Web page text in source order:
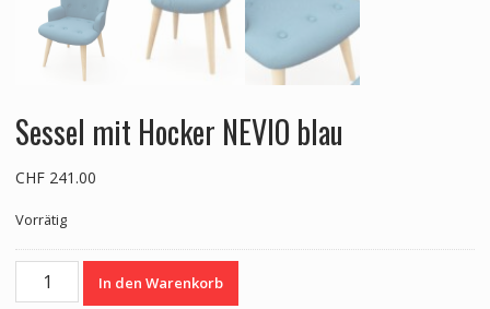
Sessel mit Hocker NEVIO blau
CHF241.00
Vorrätig
Sessel
In den Warenkorb